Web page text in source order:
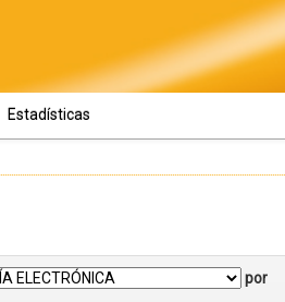
Estadísticas
por